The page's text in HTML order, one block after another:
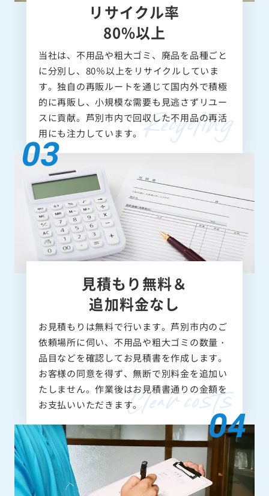
リサイクル率
80%以上
当社は、不用品や粗大ゴミ、廃品を品種ごと
に分別し、80％以上をリサイクルしていま
す。独自の再販ルートを通じて国内外で積極
的に再販し、小規模な需要も見逃さずリユー
スに貢献。芦別市内で回収した不用品の再活
用にも注力しています。
見積もり無料＆
追加料金なし
お見積もりは無料で行います。芦別市内のご
依頼場所に伺い、不用品や粗大ゴミの数量・
品目などを確認してお見積書を作成します。
お客様の同意を得ず、無断で別料金を追加い
たしません。作業後はお見積書通りの金額を
お支払いいただきます。